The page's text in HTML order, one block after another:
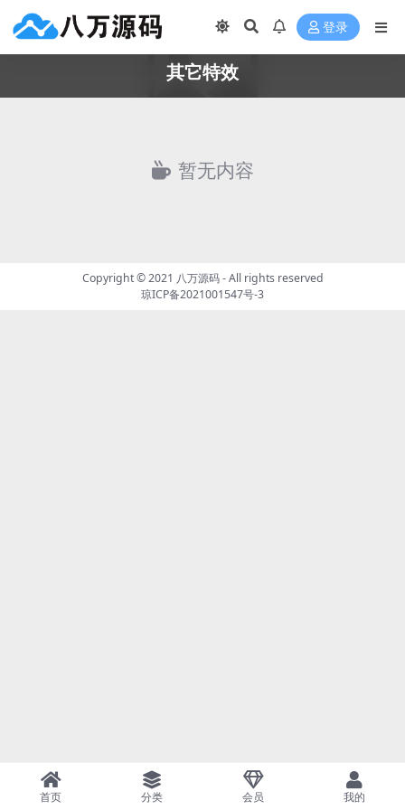
登录
其它特效
暂无内容
Copyright © 2021 八万源码- All rights reserved
琼ICP备2021001547号-3
首页 分类 会员 我的